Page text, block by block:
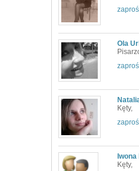
zaproś
Ola
zaproś
Kęty,
zaproś
Kęty,